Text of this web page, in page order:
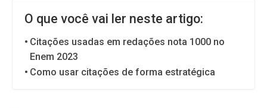
O que você vai ler neste artigo:
Citações usadas em redações nota 1000 no
Enem 2023
Como usar citações de forma estratégica